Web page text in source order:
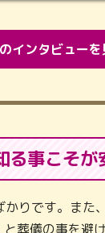
インタビューを
る事こそが
りです。ま
葬儀の事を避